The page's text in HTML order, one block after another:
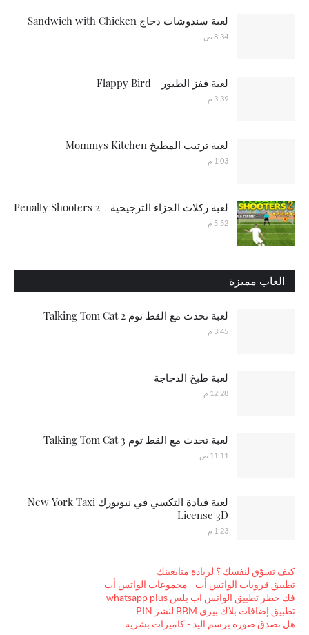
لعبة سندوشات دجاج Sandwich with Chicken
8:34 ص
لعبة قفز الطيور - Flappy Bird
3:39 م
لعبة ترتيب المطبخ Mommys Kitchen
1:03 م
لعبة ركلات الجزاء الترجيحية - Penalty Shooters 2
5:52 م
العاب مميزة
لعبة تحدث مع القط توم Talking Tom Cat 2
3:45 م
لعبة طبخ الدجاجة
12:28 م
لعبة تحدث مع القط توم Talking Tom Cat 3
11:11 ص
لعبة قيادة التكسي في نيويورك New York Taxi
License 3D
1:23 م
كيف تسوّق لنفسك ؟ لزيادة متابعينك
تطبيق قروبات الواتس أب - مجموعات الواتس أب
فك حظر تطبيق الواتس اب بلس whatsapp plus
تطبيق إضافات بلاك بيري BBM لنشر PIN
هل تصدق صورة برسم اليد - كاميرات بشرية